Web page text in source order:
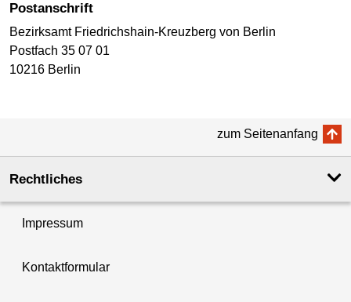
Postanschrift
Bezirksamt Friedrichshain-Kreuzberg von Berlin
Postfach 35 07 01
10216 Berlin
zum Seitenanfang
Rechtliches
Impressum
Kontaktformular